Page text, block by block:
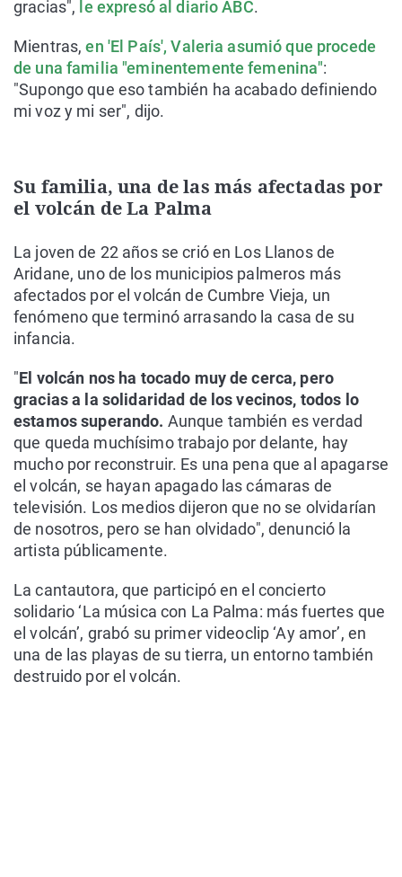
gracias", le expresó al diario ABC.
Mientras,en 'El País', Valeria asumió que procede
de una familia "eminentemente femenina":
"Supongo que eso también ha acabado definiendo
mi voz y mi ser", dijo.
Su familia, una de las más afectadas por
el volcán de La Palma
La joven de 22 años se crió en Los Llanos de
Aridane, uno de los municipios palmeros más
afectados por el volcán de Cumbre Vieja, un
fenómeno que terminó arrasando la casa de su
infancia.
"El volcán nos ha tocado muy de cerca, pero
gracias a la solidaridad de los vecinos, todos lo
estamos superando. Aunque también es verdad
que queda muchísimo trabajo por delante, hay
mucho por reconstruir. Es una pena que al apagarse
el volcán, se hayan apagado las cámaras de
televisión. Los medios dijeron que no se olvidarían
de nosotros, pero se han olvidado", denunció la
artista públicamente.
La cantautora, que participó en el concierto
solidario ‘La música con La Palma: más fuertes que
el volcán’, grabó su primer videoclip ‘Ay amor’, en
una de las playas de su tierra, un entorno también
destruido por el volcán.